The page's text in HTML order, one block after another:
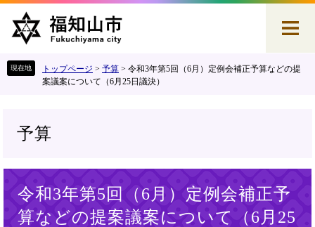
へ
トップページ > 予算 > 令和3年第5回（6月）定例会補正予算などの提
案議案について（6月25日議決）
予算
令和3年第5回（6月）定例会補正予
算などの提案議案について（6月25